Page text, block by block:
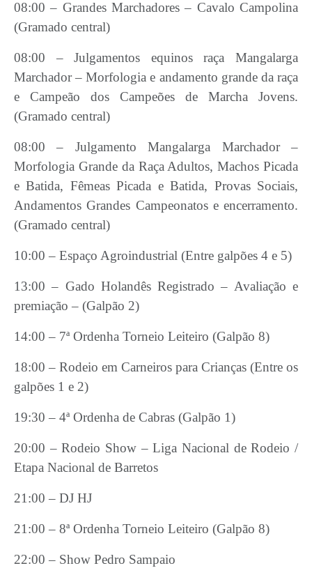
08:00 – Grandes Marchadores – Cavalo Campolina
(Gramado central)
08:00 – Julgamentos equinos raça Mangalarga
Marchador – Morfologia e andamento grande da raça
e Campeão dos Campeões de Marcha Jovens.
(Gramado central)
08:00 – Julgamento Mangalarga Marchador –
Morfologia Grande da Raça Adultos, Machos Picada
e Batida, Fêmeas Picada e Batida, Provas Sociais,
Andamentos Grandes Campeonatos e encerramento.
(Gramado central)
10:00 – Espaço Agroindustrial (Entre galpões 4 e 5)
13:00 – Gado Holandês Registrado – Avaliação e
premiação – (Galpão 2)
14:00 – 7ª Ordenha Torneio Leiteiro (Galpão 8)
18:00 – Rodeio em Carneiros para Crianças (Entre os
galpões 1 e 2)
19:30 – 4ª Ordenha de Cabras (Galpão 1)
20:00 – Rodeio Show – Liga Nacional de Rodeio /
Etapa Nacional de Barretos
21:00 – DJ HJ
21:00 – 8ª Ordenha Torneio Leiteiro (Galpão 8)
22:00 – Show Pedro Sampaio